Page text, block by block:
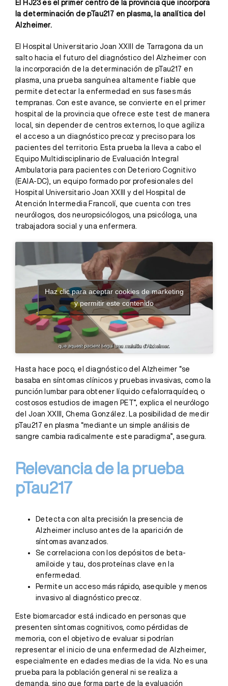
El HJ23 es el primer centro de la provincia que incorpora
la determinación de pTau217 en plasma, la analítica del
Alzheimer.
El Hospital Universitario Joan XXIII de Tarragona da un
salto hacia el futuro del diagnóstico del Alzheimer con
la incorporación de la determinación de pTau217 en
plasma, una prueba sanguínea altamente fiable que
permite detectar la enfermedad en sus fases más
tempranas. Con este avance, se convierte en el primer
hospital de la provincia que ofrece este test de manera
local, sin depender de centros externos, lo que agiliza
el acceso a un diagnóstico precoz y preciso para los
pacientes del territorio. Esta prueba la lleva a cabo el
Equipo Multidisciplinario de Evaluación Integral
Ambulatoria para pacientes con Deterioro Cognitivo
(EAIA-DC), un equipo formado por profesionales del
Hospital Universitario Joan XXIII y del Hospital de
Atención Intermedia Francolí, que cuenta con tres
neurólogos, dos neuropsicólogos, una psicóloga, una
trabajadora social y una enfermera.
Haz clic para aceptar cookies de marketing
y permitir este contenido
Hasta hace poco, el diagnóstico del Alzheimer “se
basaba en síntomas clínicos y pruebas invasivas, como la
punción lumbar para obtener líquido cefalorraquídeo, o
costosos estudios de imagen PET”, explica el neurólogo
del Joan XXIII, Chema González. La posibilidad de medir
pTau217 en plasma “mediante un simple análisis de
sangre cambia radicalmente este paradigma”, asegura.
Relevancia de la prueba
pTau217
Detecta con alta precisión la presencia de
Alzheimer incluso antes de la aparición de
síntomas avanzados.
Se correlaciona con los depósitos de beta-
amiloide y tau, dos proteínas clave en la
enfermedad.
Permite un acceso más rápido, asequible y menos
invasivo al diagnóstico precoz.
Este biomarcador está indicado en personas que
presenten síntomas cognitivos, como pérdidas de
memoria, con el objetivo de evaluar si podrían
representar el inicio de una enfermedad de Alzheimer,
especialmente en edades medias de la vida. No es una
prueba para la población general ni se realiza a
demanda, sino que forma parte de la evaluación